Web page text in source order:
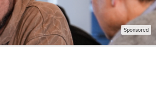
Sponsored